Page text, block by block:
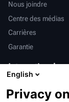
Nous joindre
Centre des médias
Carrières
Garantie
International
亨特中国
English
Privacy